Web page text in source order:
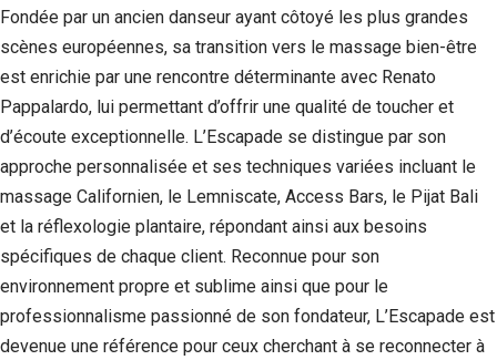
Fondée par un ancien danseur ayant côtoyé les plus grandes
scènes européennes, sa transition vers le massage bien-être
est enrichie par une rencontre déterminante avec Renato
Pappalardo, lui permettant d’offrir une qualité de toucher et
d’écoute exceptionnelle. L’Escapade se distingue par son
approche personnalisée et ses techniques variées incluant le
massage Californien, le Lemniscate, Access Bars, le Pijat Bali
et la réflexologie plantaire, répondant ainsi aux besoins
spécifiques de chaque client. Reconnue pour son
environnement propre et sublime ainsi que pour le
professionnalisme passionné de son fondateur, L’Escapade est
devenue une référence pour ceux cherchant à se reconnecter à
du site Web.
Marketing
En partageant
votre intérêt et
votre
comportement
lorsque vous
visitez notre
site, vous
augmentez les
chances de
voir du
contenu et des
offres